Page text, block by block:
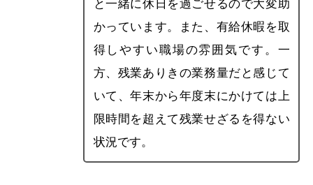
かっています。また、有給休暇を取
得しやすい職場の雰囲気です。一
方、残業ありきの業務量だと感じて
いて、年末から年度末にかけては上
限時間を超えて残業せざるを得ない
状況です。